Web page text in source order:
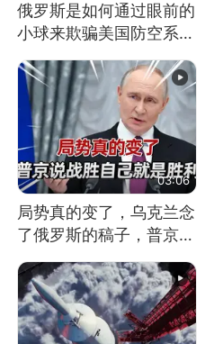
俄罗斯是如何通过眼前的
小球来欺骗美国防空系统
的
03:06
局势真的变了，乌克兰念
了俄罗斯的稿子，普京说